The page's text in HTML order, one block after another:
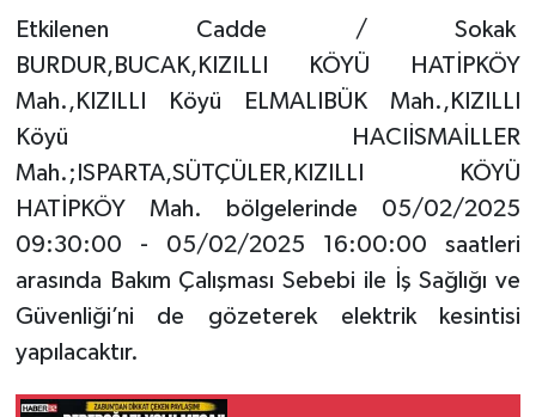
Etkilenen Cadde / Sokak
BURDUR,BUCAK,KIZILLI KÖYÜ HATİPKÖY
Mah.,KIZILLI Köyü ELMALIBÜK Mah.,KIZILLI
Köyü HACIİSMAİLLER
Mah.;ISPARTA,SÜTÇÜLER,KIZILLI KÖYÜ
HATİPKÖY Mah. bölgelerinde 05/02/2025
09:30:00 - 05/02/2025 16:00:00 saatleri
arasında Bakım Çalışması Sebebi ile İş Sağlığı ve
Güvenliği’ni de gözeterek elektrik kesintisi
yapılacaktır.